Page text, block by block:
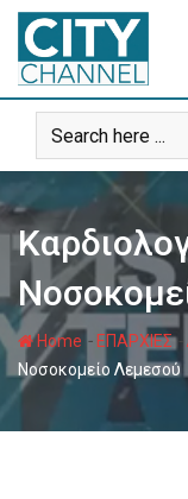
Skip
content
Home - ΕΠΑΡΧΙΕΣ-
Νοσοκομείο Λεμεσού